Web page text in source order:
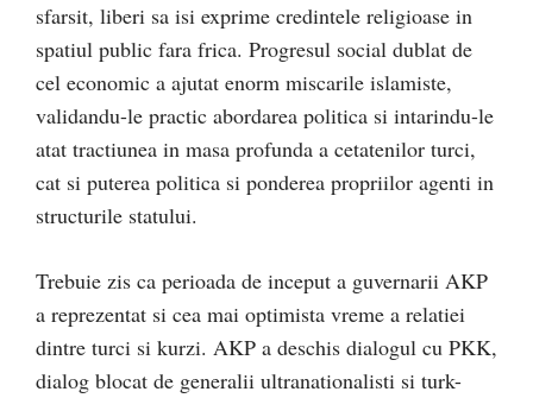
sfarsit, liberi sa isi exprime credintele religioase in
spatiul public fara frica. Progresul social dublat de
cel economic a ajutat enorm miscarile islamiste,
validandu-le practic abordarea politica si intarindu-le
atat tractiunea in masa profunda a cetatenilor turci,
cat si puterea politica si ponderea propriilor agenti in
structurile statului.
Trebuie zis ca perioada de inceput a guvernarii AKP
a reprezentat si cea mai optimista vreme a relatiei
dintre turci si kurzi. AKP a deschis dialogul cu PKK,
dialog blocat de generalii ultranationalisti si turk-